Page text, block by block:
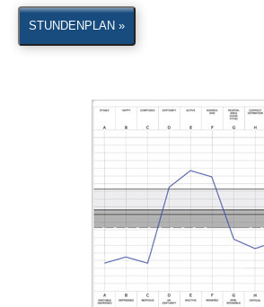
STUNDENPLAN »